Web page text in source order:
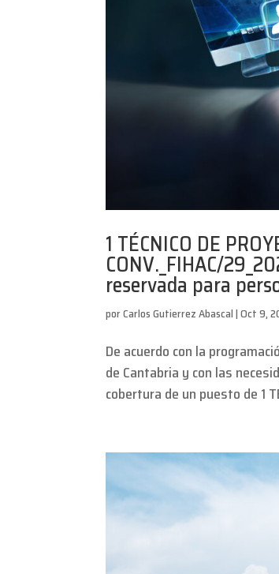
1 TÉCNICO DE
CONV._FIHAC/
reservada para
porCarlos Gutierrez Abascal|Oct 9,
De acuerdo con la
de Cantabria y con las
cobertura de un puesto de 1